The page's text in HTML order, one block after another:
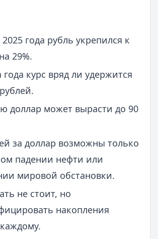
года рубль укрепился к
29%.
курс вряд ли удержится
доллар может вырасти до 90
за доллар возможны только
падении нефти или
мировой обстановки.
не стоит, но
накопления